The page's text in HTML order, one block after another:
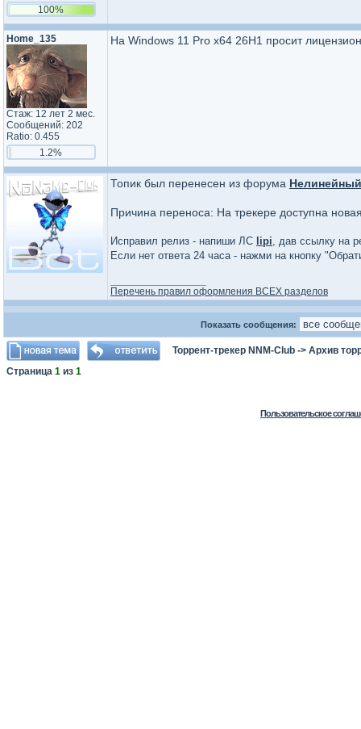
100%
Home_135
Стаж: 12 лет 2 мес.
Сообщений: 202
Ratio: 0.455
1.2%
На Windows 11 Pro x64 26H1 просит
Топик был перенесен из форума
Причина переноса: На трекере доступна
Исправил релиз - напиши ЛС lipi, дав ссылку на
Если нет ответа 24 часа - нажми на кнопку
Перечень правил оформления ВСЕХ разделов
Показать сообщения:
Торрент-трекер NNM-Club -> Архив
Страница 1 из 1
Пользовательское